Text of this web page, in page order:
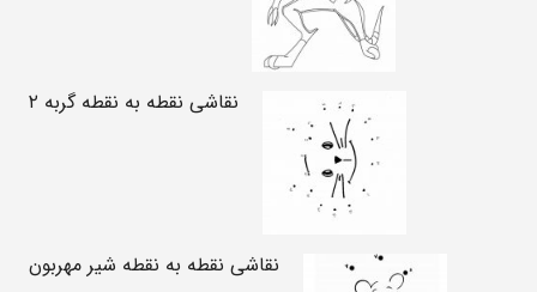
نقاشی نقطه به نقطه گربه ۲
نقاشی نقطه به نقطه شیر مهربون